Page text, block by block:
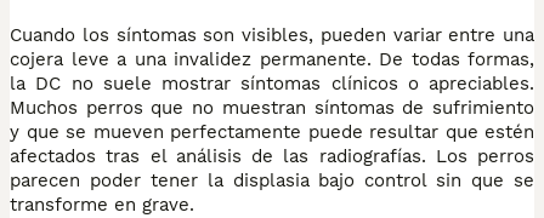
Cuando los síntomas son visibles, pueden variar entre una
cojera leve a una invalidez permanente. De todas formas,
la DC no suele mostrar síntomas clínicos o apreciables.
Muchos perros que no muestran síntomas de sufrimiento
y que se mueven perfectamente puede resultar que estén
afectados tras el análisis de las radiografías. Los perros
parecen poder tener la displasia bajo control sin que se
transforme en grave.